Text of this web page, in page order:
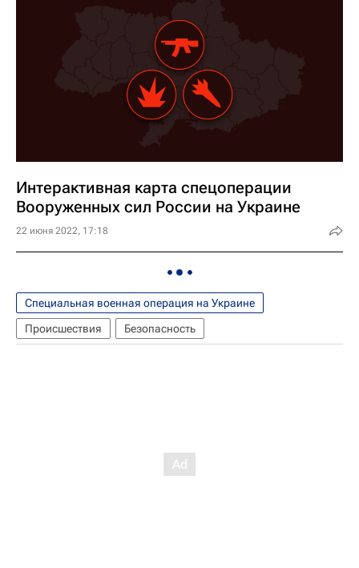
Интерактивная карта спецоперации
Вооруженных сил России на Украине
22 июня 2022, 17:18
Специальная военная операция на Украине
Происшествия
Безопасность